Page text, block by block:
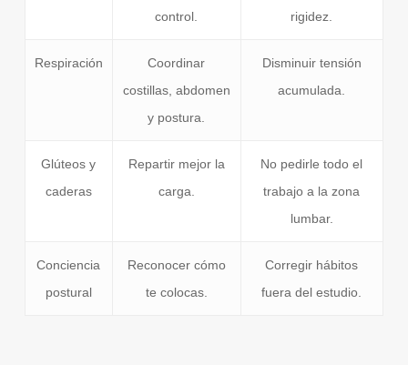
control.
rigidez.
Respiración
Coordinar
costillas, abdomen
y postura.
Disminuir tensión
acumulada.
Glúteos y
caderas
Repartir mejor la
carga.
No pedirle todo el
trabajo a la zona
lumbar.
Conciencia
postural
Reconocer cómo
te colocas.
Corregir hábitos
fuera del estudio.